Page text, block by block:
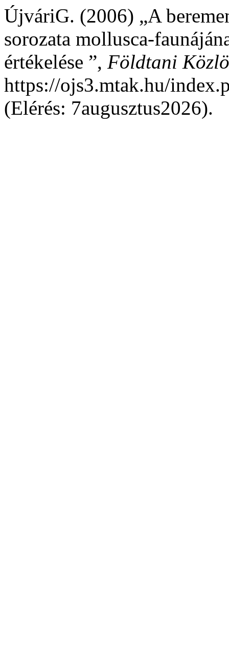
ÚjváriG. (2006) „A
sorozata mollusca-
értékelése ”, Földtani
https://ojs3.mtak.hu/
(Elérés: 7augusztus2026).